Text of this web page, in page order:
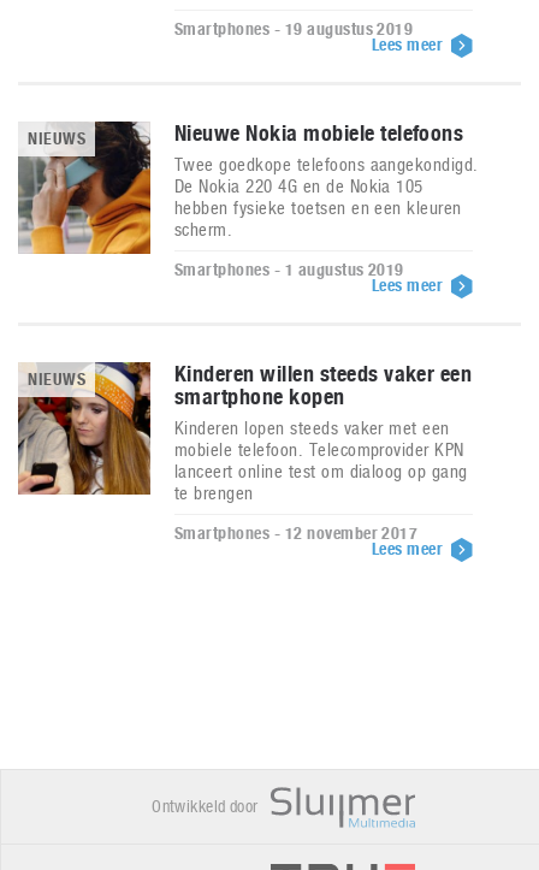
Smartphones - 19 augustus 2019
Lees meer
NIEUWS Nieuwe Nokia mobiele telefoons
Twee goedkope telefoons aangekondigd.
De Nokia 220 4G en de Nokia 105
hebben fysieke toetsen en een kleuren
scherm.
Smartphones - 1 augustus 2019
Lees meer
NIEUWS
Kinderen willen steeds vaker een
smartphone kopen
Kinderen lopen steeds vaker met een
mobiele telefoon. Telecomprovider KPN
lanceert online test om dialoog op gang
te brengen
Smartphones - 12 november 2017
Lees meer
Ontwikkeld door